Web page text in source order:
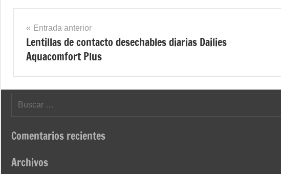
Navegación
de
entradas
Entrada anterior
Lentillas de contacto desechables diarias Dailies
Aquacomfort Plus
Buscar:
Comentarios recientes
Archivos